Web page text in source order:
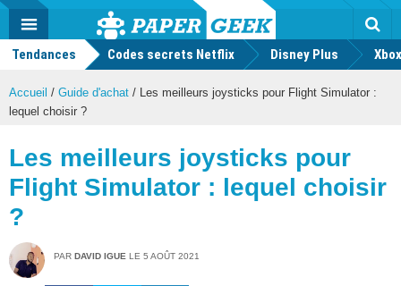
Actu
geek
MENU
Tendances Codes secrets Netflix Disney Plus
Accueil / Guide d'achat / Les meilleurs joysticks pour Flight Simulator :
lequel choisir ?
Les meilleurs joysticks pour
Flight Simulator : lequel choisir
?
PAR DAVID IGUE LE 5 AOÛT 2021
Mode
FacebookTwitter Youtube